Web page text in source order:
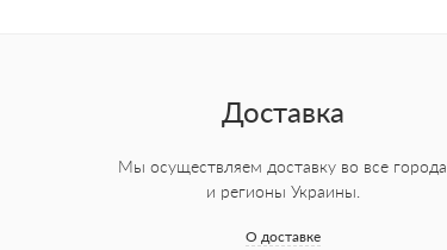
Доставка
Мы осуществляем доставку во все города
и регионы Украины.
О доставке